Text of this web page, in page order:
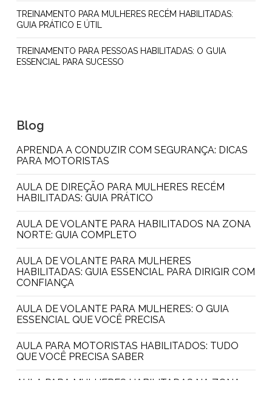
TREINAMENTO PARA MULHERES RECÉM HABILITADAS:
GUIA PRÁTICO E ÚTIL
TREINAMENTO PARA PESSOAS HABILITADAS: O GUIA
ESSENCIAL PARA SUCESSO
Blog
APRENDA A CONDUZIR COM SEGURANÇA: DICAS
PARA MOTORISTAS
AULA DE DIREÇÃO PARA MULHERES RECÉM
HABILITADAS: GUIA PRÁTICO
AULA DE VOLANTE PARA HABILITADOS NA ZONA
NORTE: GUIA COMPLETO
AULA DE VOLANTE PARA MULHERES
HABILITADAS: GUIA ESSENCIAL PARA DIRIGIR COM
CONFIANÇA
AULA DE VOLANTE PARA MULHERES: O GUIA
ESSENCIAL QUE VOCÊ PRECISA
AULA PARA MOTORISTAS HABILITADOS: TUDO
QUE VOCÊ PRECISA SABER
AULA PARA MULHERES HABILITADAS NA ZONA